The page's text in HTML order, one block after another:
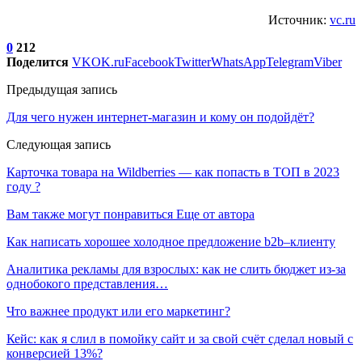
Источник: vc.ru
0 212
Поделится VKOK.ruFacebookTwitterWhatsAppTelegramViber
Предыдущая запись
Для чего нужен интернет-магазин и кому он подойдёт?
Следующая запись
Карточка товара на Wildberries — как попасть в ТОП в 2023
году ?
Вам также могут понравиться Еще от автора
Как написать хорошее холодное предложение b2b–клиенту
Аналитика рекламы для взрослых: как не слить бюджет из-за
однобокого представления…
Что важнее продукт или его маркетинг?
Кейс: как я слил в помойку сайт и за свой счёт сделал новый с
конверсией 13%?